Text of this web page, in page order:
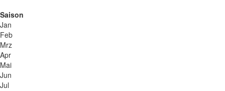
Saison
Jan
Feb
Mrz
Apr
Mai
Jun
Jul